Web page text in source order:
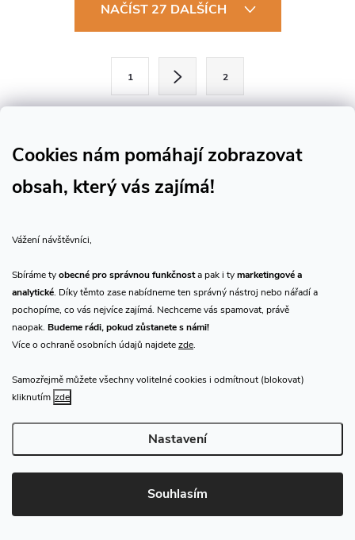
Cookies nám pomáhají zobrazovat
obsah, který vás zajímá!
Vážení návštěvníci,
Sbíráme tyobecné pro správnou funkčnosta pak i tymarketingové a
analytické. Díky těmto zase nabídneme ten správný nástroj nebo nářadí a
pochopíme, co vás nejvíce zajímá. Nechceme vás spamovat, právě
naopak. Budeme rádi, pokud zůstanete s námi!
Více o ochraně osobních údajů najdetezde.
Samozřejmě můžete všechny volitelné cookies i odmítnout (blokovat)
kliknutím zde
Nastavení
Souhlasím
á
a
c
r
v
k
y
v
ý
p
i
NAČÍST 27 DALŠÍCH
r
n
k
o
á
n
í
1 2
4,9 Hodnocení zákazníků
Zobrazit recenze
23.3.2026
+ Rychlost, spolehlivost
Velmi solidní jednání se zákazníkem, funkční kontakty, rychlé
17.3.2026
+ Rychlost dodání, vše v pořádku.